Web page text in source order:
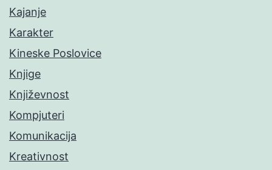
Kajanje
Karakter
Kineske Poslovice
Knjige
Književnost
Kompjuteri
Komunikacija
Kreativnost